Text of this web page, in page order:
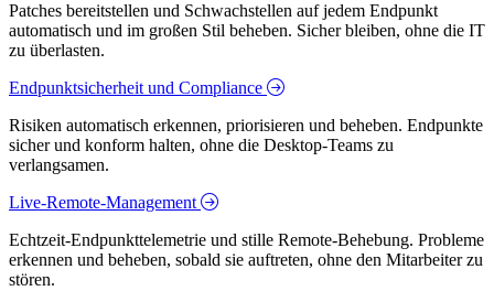
Patches bereitstellen und Schwachstellen auf jedem Endpunkt
automatisch und im großen Stil beheben. Sicher bleiben, ohne die IT
zu überlasten.
Endpunktsicherheit und Compliance
Risiken automatisch erkennen, priorisieren und beheben. Endpunkte
sicher und konform halten, ohne die Desktop-Teams zu
verlangsamen.
Live-Remote-Management
Echtzeit-Endpunkttelemetrie und stille Remote-Behebung. Probleme
erkennen und beheben, sobald sie auftreten, ohne den Mitarbeiter zu
stören.